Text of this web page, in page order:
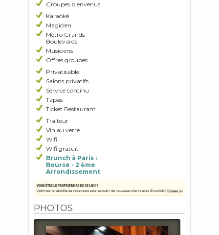
Groupes bienvenus
Karaoké
Magicien
Métro Grands
Boulevards
Musiciens
Offres groupes
Privatisable
Salons privatifs
Service continu
Tapas
Ticket Restaurant
Traiteur
Vin au verre
Wifi
Wifi gratuit
Brunch à Paris :
Bourse - 2 ème
Arrondissement
PHOTOS